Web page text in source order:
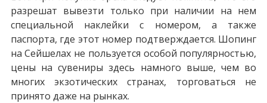
разрешат вывезти только при наличии на нем
специальной наклейки с номером, а также
паспорта, где этот номер подтверждается. Шопинг
на Сейшелах не пользуется особой популярностью,
цены на сувениры здесь намного выше, чем во
многих экзотических странах, торговаться не
принято даже на рынках.